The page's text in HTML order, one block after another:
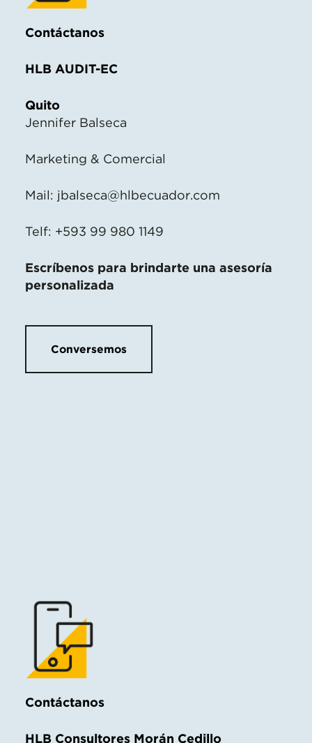
Contáctanos
HLB AUDIT-EC
Quito
Jennifer Balseca
Marketing & Comercial
Mail: jbalseca@hlbecuador.com
Telf: +593 99 980 1149
Escríbenos para brindarte una asesoría
personalizada
Conversemos
Contáctanos
HLB Consultores Morán Cedillo